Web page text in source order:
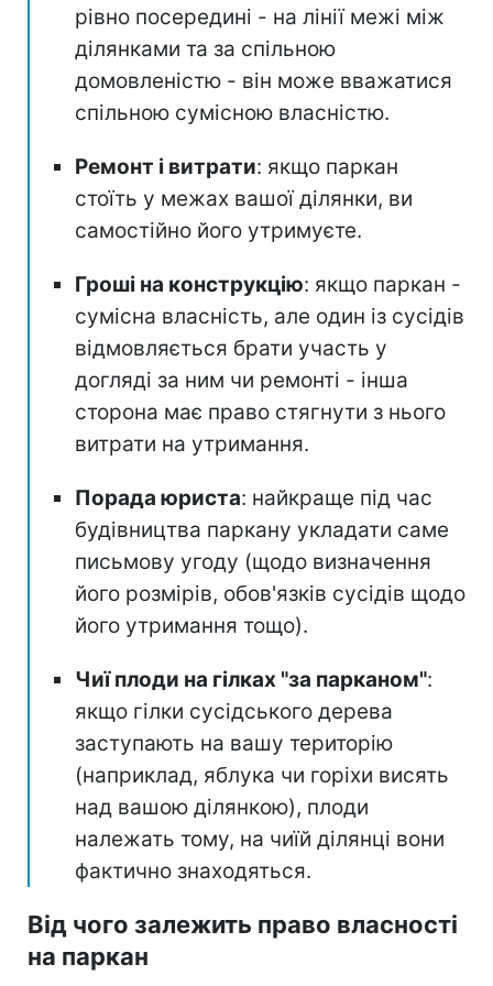
рівно посередині - на лінії межі між
ділянками та за спільною
домовленістю - він може вважатися
спільною сумісною власністю.
Ремонт і витрати: якщо паркан
стоїть у межах вашої ділянки, ви
самостійно його утримуєте.
Гроші на конструкцію: якщо паркан -
сумісна власність, але один із сусідів
відмовляється брати участь у
догляді за ним чи ремонті - інша
сторона має право стягнути з нього
витрати на утримання.
Порада юриста: найкраще під час
будівництва паркану укладати саме
письмову угоду (щодо визначення
його розмірів, обов'язків сусідів щодо
його утримання тощо).
Чиї плоди на гілках "за парканом":
якщо гілки сусідського дерева
заступають на вашу територію
(наприклад, яблука чи горіхи висять
над вашою ділянкою), плоди
належать тому, на чиїй ділянці вони
фактично знаходяться.
Від чого залежить право власності
на паркан